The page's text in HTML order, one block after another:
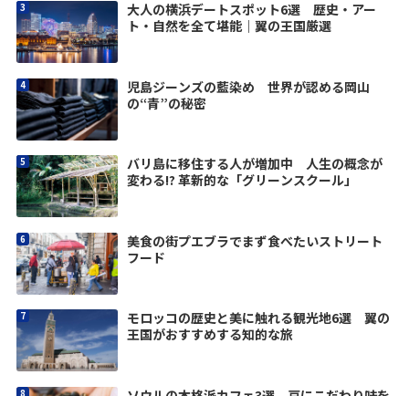
大人の横浜デートスポット6選 歴史・アー
ト・自然を全て堪能｜翼の王国厳選
児島ジーンズの藍染め 世界が認める岡山
の“青”の秘密
バリ島に移住する人が増加中 人生の概念が
変わる!? 革新的な「グリーンスクール」
美食の街プエブラでまず食べたいストリート
フード
モロッコの歴史と美に触れる観光地6選 翼の
王国がおすすめする知的な旅